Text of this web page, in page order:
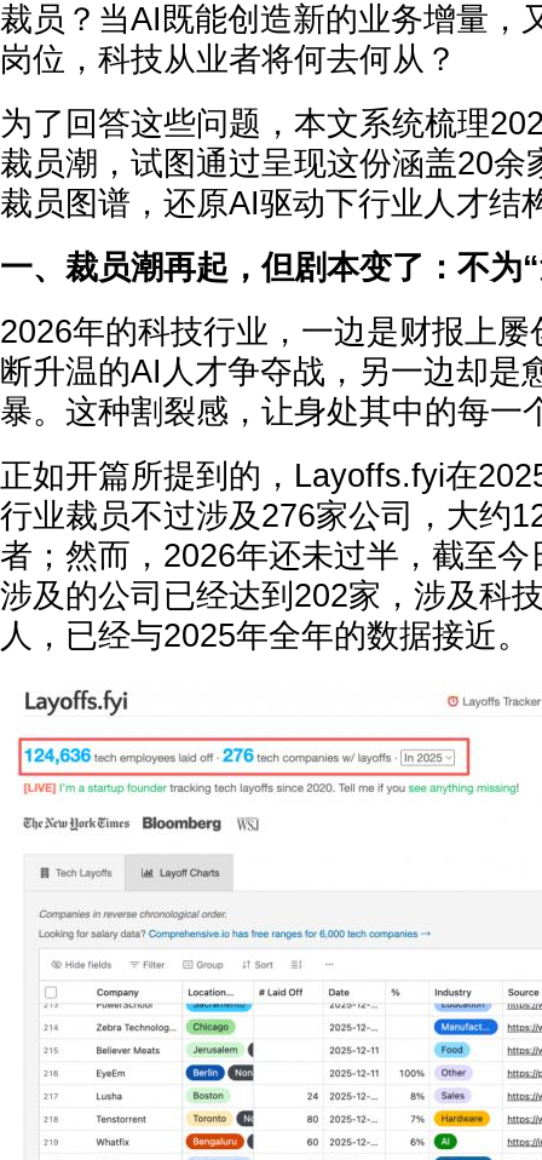
裁员？当AI既能创造新的业务增量，
岗位，科技从业者将何去何从？
为了回答这些问题，本文系统梳理
裁员潮，试图通过呈现这份涵盖20余
裁员图谱 ，还原AI驱动下行业人才结
一、裁员潮再起，但剧本变了：不为
2026年的科技行业，一边是财报上屡
断升温的AI人才争夺战 ，另一边却是
暴。这种割裂感，让身处其中的每一
正如开篇所提到的，Layoffs.fyi在
行业裁员不过涉及 276家公司，大约
者；然而，2026年还未过半，截至
涉及的公司已经达到 202家 ，涉及科
人 ，已经与2025年全年的数据接近。